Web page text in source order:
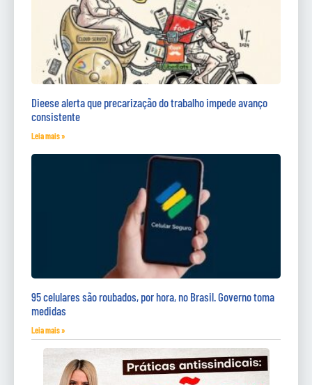
Dieese alerta que precarização do trabalho impede avanço
consistente
Leia mais »
95 celulares são roubados, por hora, no Brasil. Governo toma
medidas
Leia mais »